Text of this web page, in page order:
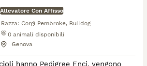
Allevatore Con Affisso
Razza: Corgi Pembroke, Bulldog
0 animali disponibili
Genova
hanno Pedigree Enci, vengono